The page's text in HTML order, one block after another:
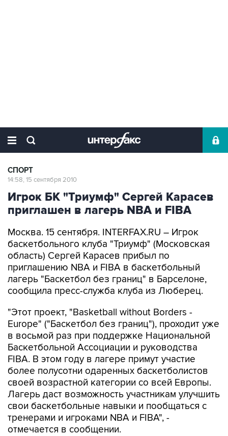
СПОРТ
14:58, 15 сентября 2010
Игрок БК "Триумф" Сергей Карасев
приглашен в лагерь NBA и FIBA
Москва. 15 сентября. INTERFAX.RU – Игрок
баскетбольного клуба "Триумф" (Московская
область) Сергей Карасев прибыл по
приглашению NBA и FIBA в баскетбольный
лагерь "Баскетбол без границ" в Барселоне,
сообщила пресс-служба клуба из Люберец.
"Этот проект, "Basketball without Borders -
Europe" ("Баскетбол без границ"), проходит уже
в восьмой раз при поддержке Национальной
Баскетбольной Ассоциации и руководства
FIBA. В этом году в лагере примут участие
более полусотни одаренных баскетболистов
своей возрастной категории со всей Европы.
Лагерь даст возможность участникам улучшить
свои баскетбольные навыки и пообщаться с
тренерами и игроками NBA и FIBA", -
отмечается в сообщении.